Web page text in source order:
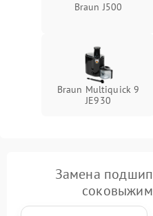
Braun J500
Braun Multiquick 9
JE930
Замена